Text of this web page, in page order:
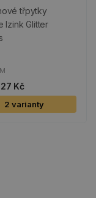
třpytky
Izink Glitter
27 Kč
2 varianty